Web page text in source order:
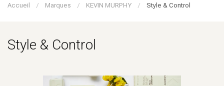
Marques
Accueil / Marques / KEVIN MURPHY / Style & Control
Style & Control